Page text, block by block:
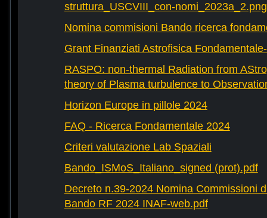
struttura_USCVIII_con-nomi_2023a_2.png
Nomina commisioni Bando ricerca
Grant Finanziati Astrofisica
RASPO: non-thermal Radiation from
theory of Plasma turbulence to
Horizon Europe in pillole 2024
FAQ - Ricerca Fondamentale 2024
Criteri valutazione Lab Spaziali
Bando_ISMoS_Italiano_signed (prot).pdf
Decreto n.39-2024 Nomina Commissioni
Bando RF 2024 INAF-web.pdf